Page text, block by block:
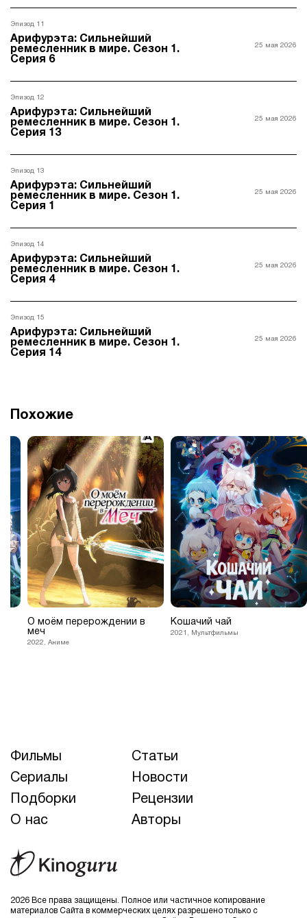
Эпизод 11
Арифурэта: Сильнейший
ремесленник в мире. Сезон 1.
Серия 6
25 мая 2026
Эпизод 12
Арифурэта: Сильнейший
ремесленник в мире. Сезон 1.
Серия 13
25 мая 2026
Эпизод 13
Арифурэта: Сильнейший
ремесленник в мире. Сезон 1.
Серия 1
25 мая 2026
Эпизод 14
Арифурэта: Сильнейший
ремесленник в мире. Сезон 1.
Серия 4
25 мая 2026
Эпизод 15
Арифурэта: Сильнейший
ремесленник в мире. Сезон 1.
Серия 14
25 мая 2026
Похожие
О моём перерождении в
меч
2022, Аниме
Кошачий чай
2021, Мультфильмы
2026 Все права защищены. Полное или частичное копирование
материалов Сайта в коммерческих целях разрешено только с
Фильмы
Статьи
Сериалы
Новости
Подборки
Рецензии
О нас
Авторы